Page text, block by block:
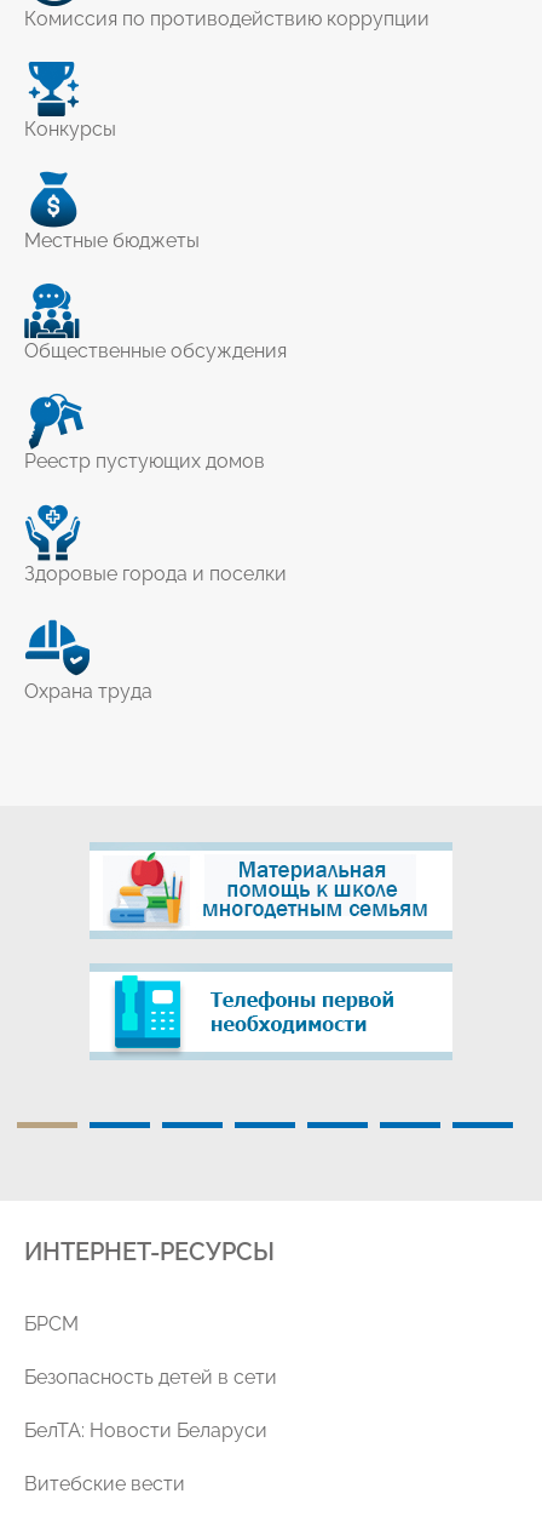
Комиссия по противодействию коррупции
Конкурсы
Местные бюджеты
Общественные обсуждения
Реестр пустующих домов
Здоровые города и поселки
Охрана труда
ИНТЕРНЕТ-РЕСУРСЫ
БРСМ
Безопасность детей в сети
БелТА: Новости Беларуси
Витебские вести